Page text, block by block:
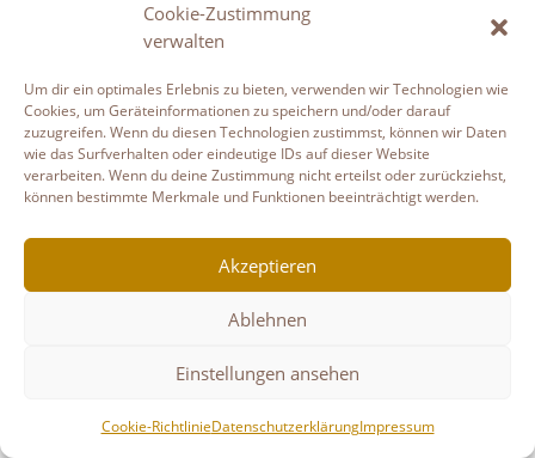
Cookie-Zustimmung
verwalten
Um dir ein optimales Erlebnis zu bieten, verwenden wir Technologien wie
Cookies, um Geräteinformationen zu speichern und/oder darauf
zuzugreifen. Wenn du diesen Technologien zustimmst, können wir Daten
wie das Surfverhalten oder eindeutige IDs auf dieser Website
verarbeiten. Wenn du deine Zustimmung nicht erteilst oder zurückziehst,
können bestimmte Merkmale und Funktionen beeinträchtigt werden.
Akzeptieren
Ablehnen
Einstellungen ansehen
Cookie-RichtlinieDatenschutzerklärungImpressum